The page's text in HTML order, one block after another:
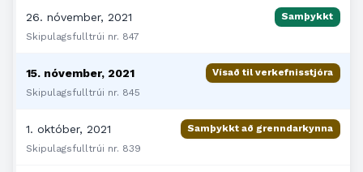
26. nóvember, 2021
Samþykkt
Skipulagsfulltrúi nr. 847
15. nóvember, 2021
Vísað til verkefnisstjóra
Skipulagsfulltrúi nr. 845
1. október, 2021
Samþykkt að grenndarkynna
Skipulagsfulltrúi nr. 839